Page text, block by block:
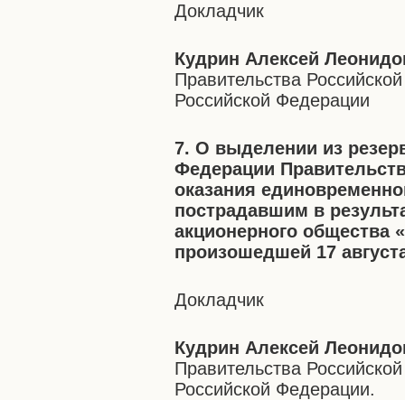
Докладчик
Кудрин Алексей
Правительства
Российской Федерации
7. О выделении из
Федерации
оказания
пострадавшим в
акционерного
произошедшей 17
Докладчик
Кудрин Алексей
Правительства
Российской Федерации.